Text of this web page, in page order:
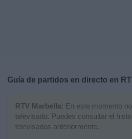
Guía de partidos en directo en
RTV Marbella: En este momento
televisado. Puedes consultar el
televisados anteriormente.
Noticias
Widget